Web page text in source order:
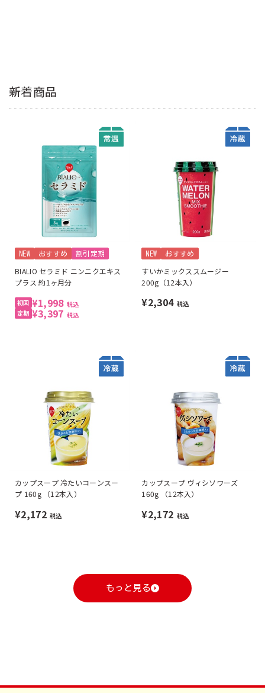
新着商品
NEW おすすめ 割引定期
BIALIO セラミド ニンニクエキス
プラス 約1ヶ月分
¥1,998 税込
¥3,397 税込
NEW おすすめ
すいかミックススムージー
200g（12本入）
¥2,304 税込
カップスープ 冷たいコーンスー
プ 160g （12本入）
¥2,172 税込
カップスープ ヴィシソワーズ
160g （12本入）
¥2,172 税込
もっと見る